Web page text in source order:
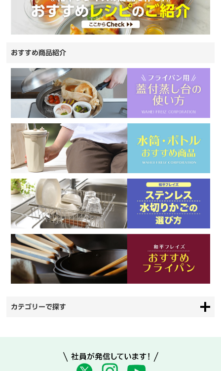
おすすめ商品紹介
カテゴリーで探す